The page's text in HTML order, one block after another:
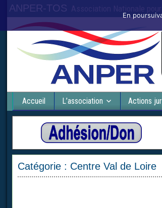
ANPER-TOS
Accueil L’association Actions
Catégorie : Centre Val de Loire
En